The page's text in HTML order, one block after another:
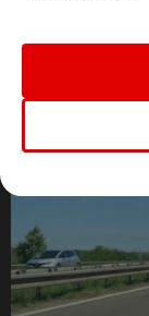
L'ACTU DES